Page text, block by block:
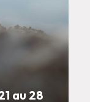
au 28